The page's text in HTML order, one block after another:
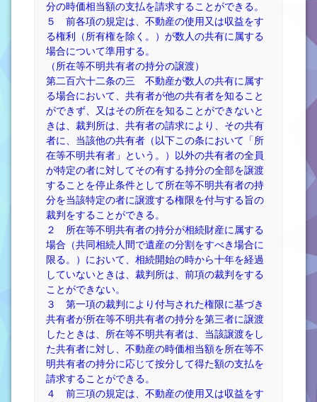
分の時価相当額の支払を請求することができる。
５ 前各項の規定は、不動産の使用又は収益をす
る権利（所有権を除く。）が数人の共有に属する
場合について準用する。
（所在等不明共有者の持分の譲渡）
第二百六十二条の三 不動産が数人の共有に属す
る場合において、共有者が他の共有者を知ること
ができず、又はその所在を知ることができないと
きは、裁判所は、共有者の請求により、その共有
者に、当該他の共有者（以下この条において「所
在等不明共有者」という。）以外の共有者の全員
が特定の者に対してその有する持分の全部を譲渡
することを停止条件として所在等不明共有者の持
分を当該特定の者に譲渡する権限を付与する旨の
裁判をすることができる。
２ 所在等不明共有者の持分が相続財産に属する
場合（共同相続人間で遺産の分割をすべき場合に
限る。）において、相続開始の時から十年を経過
していないときは、裁判所は、前項の裁判をする
ことができない。
３ 第一項の裁判により付与された権限に基づき
共有者が所在等不明共有者の持分を第三者に譲渡
したときは、所在等不明共有者は、当該譲渡をし
た共有者に対し、不動産の時価相当額を所在等不
明共有者の持分に応じて按分して得た額の支払を
請求することができる。
４ 前三項の規定は、不動産の使用又は収益をす